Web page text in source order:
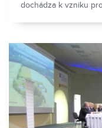
dochádza k vzniku